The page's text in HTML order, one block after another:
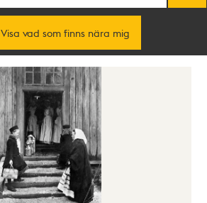
Visa vad som finns nära mig